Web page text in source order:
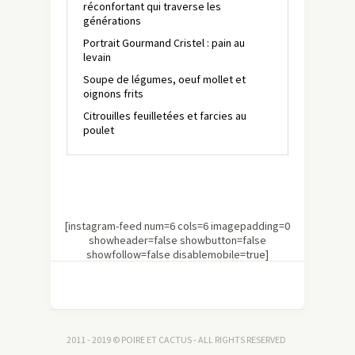
réconfortant qui traverse les
générations
Portrait Gourmand Cristel : pain au
levain
Soupe de légumes, oeuf mollet et
oignons frits
Citrouilles feuilletées et farcies au
poulet
[instagram-feed num=6 cols=6 imagepadding=0
showheader=false showbutton=false
showfollow=false disablemobile=true]
2011 - 2019 © POIRE ET CACTUS - ALL RIGHTS RESERVED